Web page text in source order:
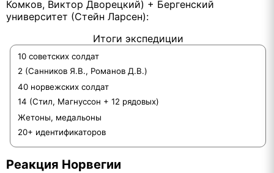
Комков, Виктор Дворецкий) + Бергенский
университет (Стейн Ларсен):
Итоги экспедиции
10 советских солдат
2 (Санников Я.В., Романов Д.В.)
40 норвежских солдат
14 (Стил, Магнуссон + 12 рядовых)
Жетоны, медальоны
20+ идентификаторов
Реакция Норвегии